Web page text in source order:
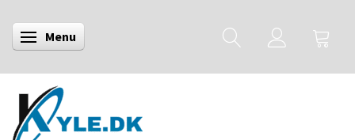
Skifte navigation
Menu